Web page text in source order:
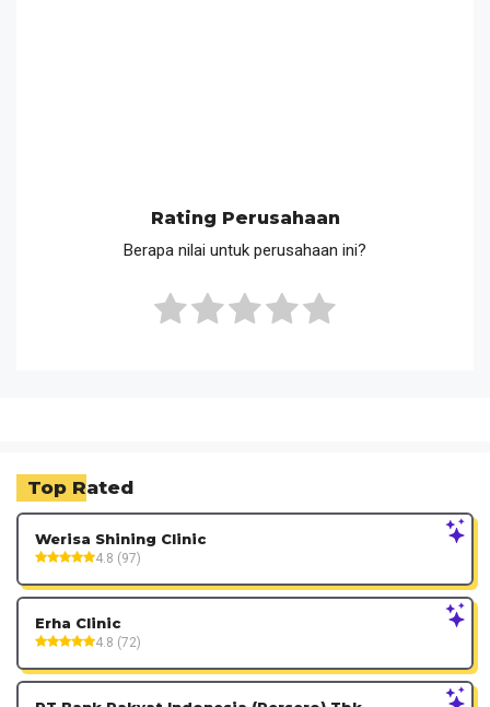
Rating Perusahaan
Berapa nilai untuk perusahaan ini?
Top Rated
Werisa Shining Clinic
4.8 (97)
Erha Clinic
4.8 (72)